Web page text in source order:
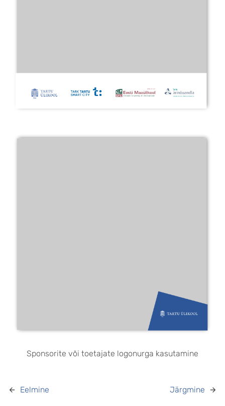
Sponsorite või toetajate logonurga kasutamine
Eelmine Järgmine